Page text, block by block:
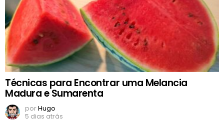
Técnicas para Encontrar uma Melancia
Madura e Sumarenta
porHugo
5 dias atrás